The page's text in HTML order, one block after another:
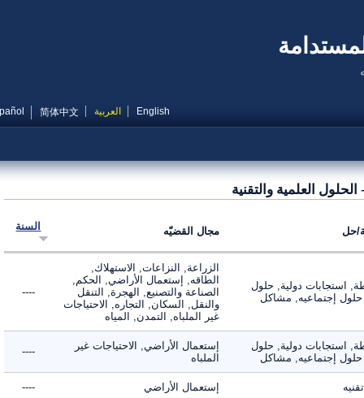
English العربية 简体中文
Español
العلمية والتقنية
مجال القضيّه السنة
استجابات دولية, حلول
إجتماعيه, مشاكل
الزراعة, النزاعات, الاستهلاك,
الطاقه, إستعمال الأراضي, الحكم,
الصناعة والتصنيع, الهجرة, التنقل
والنقل, السكان, التجاره, الاحتياجات
غير الملباه, التمدن, المياه
----
استجابات دولية, حلول
إجتماعيه, مشاكل
إستعمال الأراضي, الاحتياجات غير
الملباه
----
إستعمال الأراضي ----